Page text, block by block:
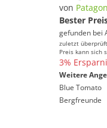
von
Bester
gefunden bei
zuletzt
Preis kann sich
3%
Weitere
Blue Tomato
Bergfreunde